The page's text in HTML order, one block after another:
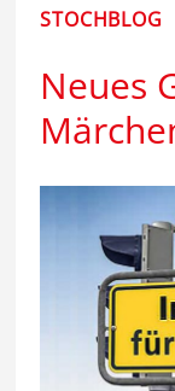
Inhalt
springen
STOCHBLOG
Neues